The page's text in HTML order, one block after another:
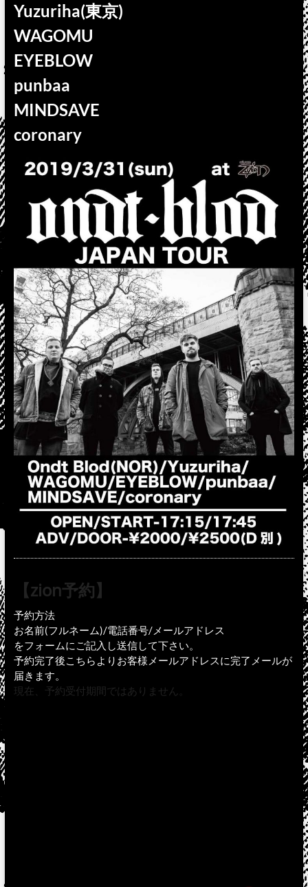
Yuzuriha(東京)
WAGOMU
EYEBLOW
punbaa
MINDSAVE
coronary
【zion予約】
予約方法
お名前(フルネーム)/電話番号/メールアドレス
をフォームにご記入し送信して下さい。
予約完了後こちらよりお客様メールアドレスに完了メールが
届きます。
現在、予約受付期間ではありません。